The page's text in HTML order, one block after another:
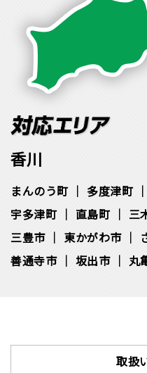
香川
まんのう町 多度津町
宇多津町
直島町 三
三豊市
東かがわ市
善通寺市
坂出市 丸
取扱